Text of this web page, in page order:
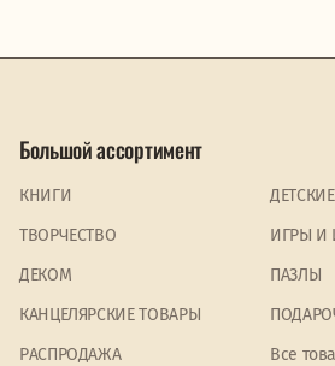
Большой ассортимент
КНИГИ
ТВОРЧЕСТВО
ИГРЫ И
ДЕКОМ
ПАЗЛЫ
КАНЦЕЛЯРСКИЕ ТОВАРЫ
PАСПРОДАЖА
Все